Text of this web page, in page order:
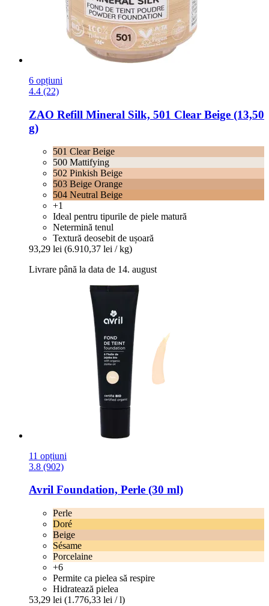
6 opțiuni
4.4 (22)
ZAO Refill Mineral Silk, 501 Clear Beige (13,50
g)
501 Clear Beige
500 Mattifying
502 Pinkish Beige
503 Beige Orange
504 Neutral Beige
+1
Ideal pentru tipurile de piele matură
Netermină tenul
Textură deosebit de ușoară
93,29 lei (6.910,37 lei / kg)
Livrare până la data de 14. august
11 opțiuni
3.8 (902)
Avril Foundation, Perle (30 ml)
Perle
Doré
Beige
Sésame
Porcelaine
+6
Permite ca pielea să respire
Hidratează pielea
53,29 lei (1.776,33 lei / l)